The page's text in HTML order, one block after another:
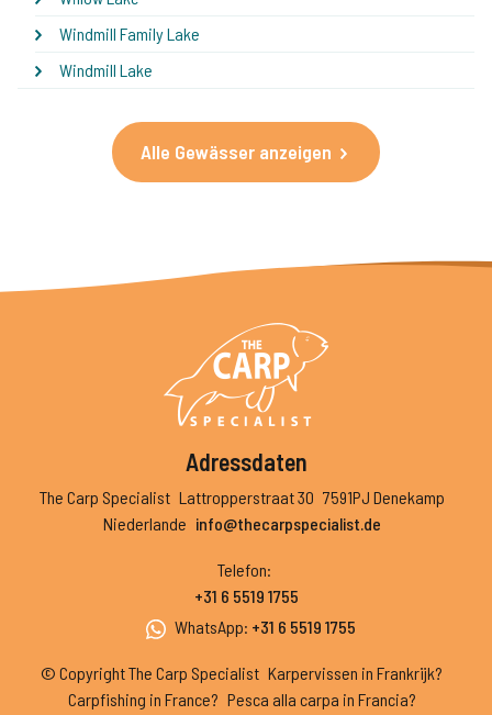
Windmill Family Lake
Windmill Lake
Alle Gewässer anzeigen
Adressdaten
The Carp Specialist Lattropperstraat 30 7591PJ Denekamp
Niederlande info@thecarpspecialist.de
Telefon:
+31 6 5519 1755
WhatsApp: +31 6 5519 1755
© Copyright The Carp Specialist Karpervissen in Frankrijk?
Carpfishing in France? Pesca alla carpa in Francia?